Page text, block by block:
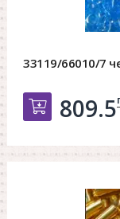
33119/66010/7
809.5